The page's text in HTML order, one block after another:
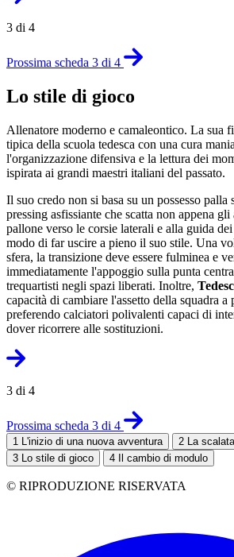
3 di 4
Prossima scheda 3 di 4
Lo stile di gioco
Allenatore moderno e camaleontico. La sua
tipica della scuola tedesca con una cura
l'organizzazione difensiva e la lettura dei
ispirata ai grandi maestri italiani del passato.
Il suo credo non si basa su un possesso palla
pressing asfissiante che scatta non appena
pallone verso le corsie laterali e alla guida
modo di far uscire a pieno il suo stile. Una
sfera, la transizione deve essere fulminea e
immediatamente l'appoggio sulla punta
trequartisti negli spazi liberati. Inoltre,
capacità di cambiare l'assetto della squadra a
preferendo calciatori polivalenti capaci di
dover ricorrere alle sostituzioni.
3 di 4
Prossima scheda 3 di 4
1 L'inizio di una nuova avventura 2
La
3
Lo stile di gioco 4 Il cambio di modulo
© RIPRODUZIONE RISERVATA